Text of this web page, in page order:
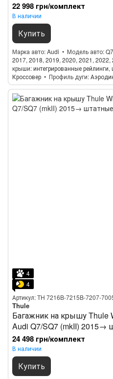
22 998 грн/комплект
В наличии
Купить
Марка авто Audi Модель авто
2017, 2018, 2019, 2020, 2021,
крыши интегрированные рейлинги,
Кроссовер
Профиль дуги
4
4
Артикул: TH 7216B-7215B-7207-
Thule
Багажник на крышу Thule
Audi Q7/SQ7 (mkII) 2015→
24 498 грн/комплект
В наличии
Купить